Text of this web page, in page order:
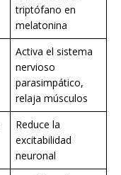
triptófano en
melatonina
Activa el sistema
nervioso
parasimpático,
relaja músculos
Reduce la
excitabilidad
neuronal